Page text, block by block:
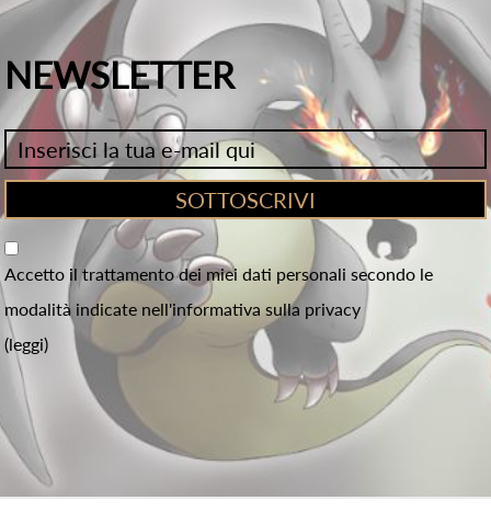
NEWSLETTER
Accetto il trattamento dei miei dati personali secondo le
modalità indicate nell'informativa sulla privacy
(leggi)